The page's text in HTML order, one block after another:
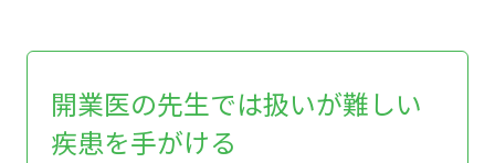
開業医の先生では扱いが難しい
疾患を手がける